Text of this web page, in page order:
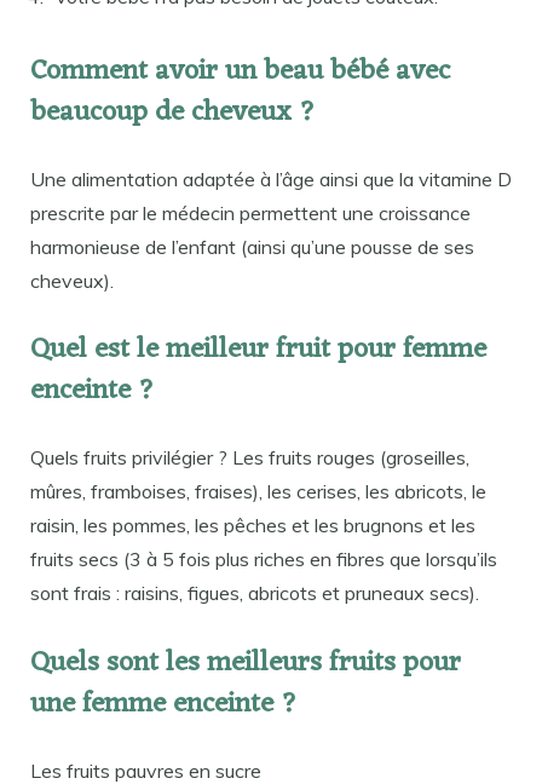
Comment avoir un beau bébé avec
beaucoup de cheveux ?
Une alimentation adaptée à l’âge ainsi que la vitamine D
prescrite par le médecin permettent une croissance
harmonieuse de l’enfant (ainsi qu’une pousse de ses
cheveux).
Quel est le meilleur fruit pour femme
enceinte ?
Quels fruits privilégier ? Les fruits rouges (groseilles,
mûres, framboises, fraises), les cerises, les abricots, le
raisin, les pommes, les pêches et les brugnons et les
fruits secs (3 à 5 fois plus riches en fibres que lorsqu’ils
sont frais : raisins, figues, abricots et pruneaux secs).
Quels sont les meilleurs fruits pour
une femme enceinte ?
Les fruits pauvres en sucre